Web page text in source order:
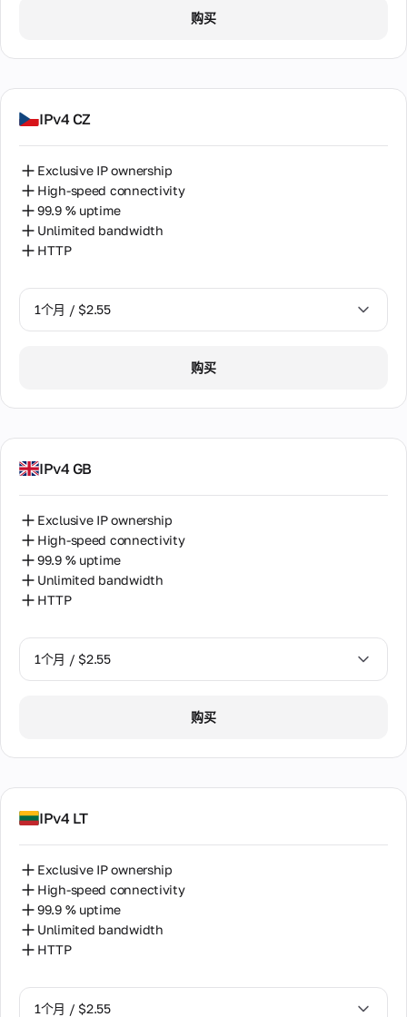
购买
IPv4 CZ
Exclusive IP ownership
High-speed connectivity
99.9 % uptime
Unlimited bandwidth
HTTP
1个月 / $2.55
购买
IPv4 GB
Exclusive IP ownership
High-speed connectivity
99.9 % uptime
Unlimited bandwidth
HTTP
1个月 / $2.55
购买
IPv4 LT
Exclusive IP ownership
High-speed connectivity
99.9 % uptime
Unlimited bandwidth
HTTP
1个月 / $2.55